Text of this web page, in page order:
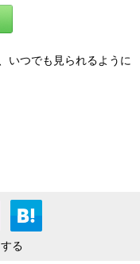
いつでも見られるように
る